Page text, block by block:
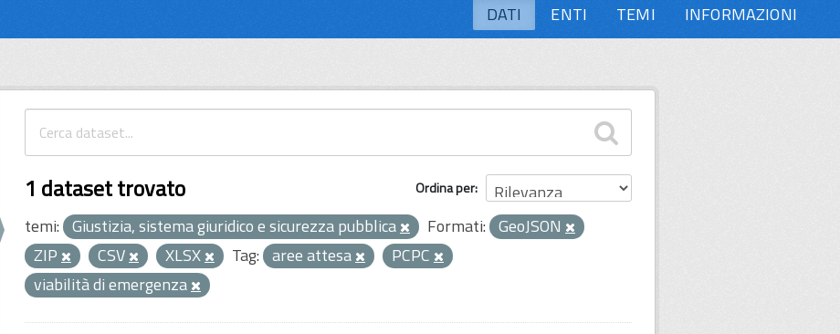
DATI ENTI TEMI INFORMAZIONI
Ordina per
1 dataset trovato
temi: Giustizia, sistema giuridico e sicurezza pubblica Formati: GeoJSON
ZIP
CSV XLSX Tag: aree attesa
PCPC
viabilità di emergenza